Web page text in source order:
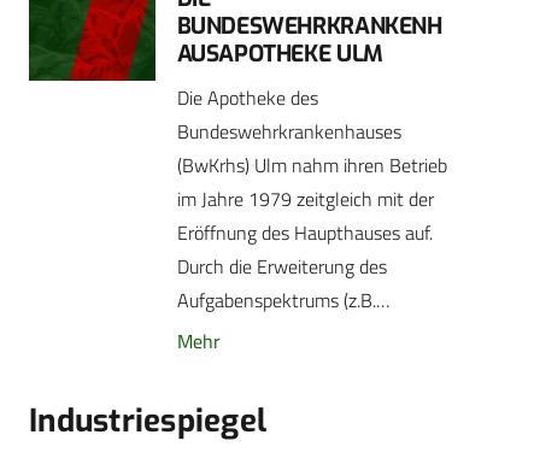
BUNDESWEHRKRANKENH
AUSAPOTHEKE ULM
Die Apotheke des
Bundeswehrkrankenhauses
(BwKrhs) Ulm nahm ihren Betrieb
im Jahre 1979 zeitgleich mit der
Eröffnung des Haupthauses auf.
Durch die Erweiterung des
Aufgabenspektrums (z.B.…
Mehr
Industriespiegel